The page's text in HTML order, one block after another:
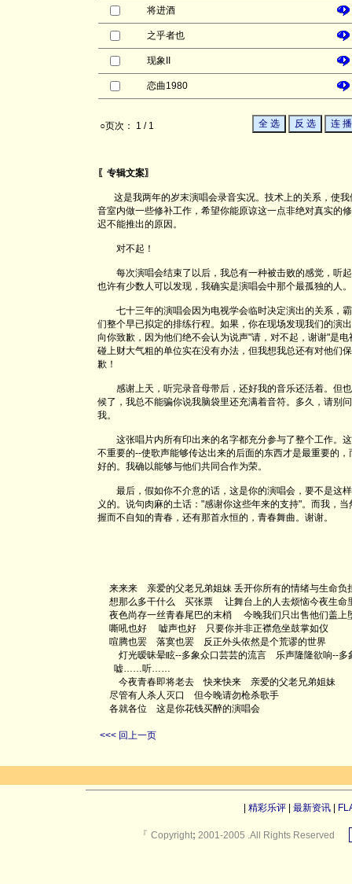
将进酒
之乎者也
现象II
恋曲1980
○页次： 1 / 1
〖专辑文案〗
这是我两年的岁末演唱会录音实况。技术上的关系，使我
音室内做一些修补工作，希望你能原谅这一点非绝对真实的
迟不能推出的原因。
对不起！
每次演唱会结束了以后，我总有一种被击败的感觉，听
也许有少数人可以发现，我确实是演唱会中那个最孤独的人
七十三年的演唱会因为电视学会临时决定演出的关系，
们整个早已拟定的排练行程。如果，你在现场发现我们的演
向你致歉，因为他们绝不会认为说声"请，对不起，谢谢"是
碰上财大气粗的单位实在没有办法，但我想我总还有对他们
歉！
感谢上天，听完录音母带后，还好我的音乐还活着。但
候了，我总不能骗你说我脑袋里还充满着音符。多久，请别问
我。
这张唱片内所有印出来的名字都充分参与了整个工作。
不重要的--使歌声能够传达出来的后面的东西才是最重要的
好的。我确以能够与他们共同合作为
最后，假如你不介意的话，这是你的演唱会，要不是这
义的。说句肉麻的土话："感谢你这些年来的支持"。而我，
握而不自知的青春，还有那首永恒的，青春舞曲。谢谢。
来来来 亲爱的父老兄弟姐妹 丢开你所有的情绪与生命负
想那么多干什么 买张票 让舞台上的人去烦恼今夜生
夜色尚存一丝青春尾巴的末梢 今晚我们只出售他们盖上
嘶吼也好 嘘声也好 只要你并非正襟危坐鼓掌如仪
喧腾也罢 落寞也罢 反正外头依然是个荒谬的
灯光暧昧晕眩--多象众口芸芸的流言 乐声隆隆欲响--多
嘘……听……
今夜青春即将老去 快来快来 亲爱的父老兄弟姐妹
尽管有人杀人灭口 但今晚请勿枪杀歌手
各就各位 这是你花钱买醉的演唱会
<<< 回上一页
精彩乐评| 最新资讯|
『 Copyright; 2001-2005 .All Rights Reserved